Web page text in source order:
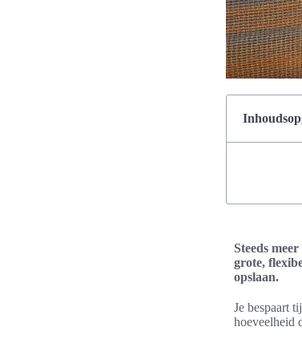
Steeds
grote,
opslaan.
Je bespaart
hoeveelheid